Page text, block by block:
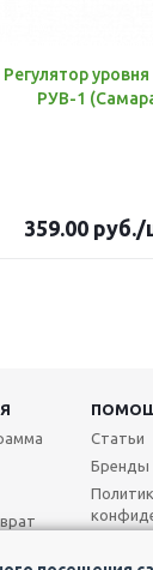
Регулятор
РУВ-1
359.00 руб./
Статьи
Бренды